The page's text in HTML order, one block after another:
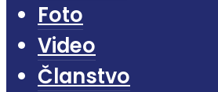
Foto
Video
Članstvo